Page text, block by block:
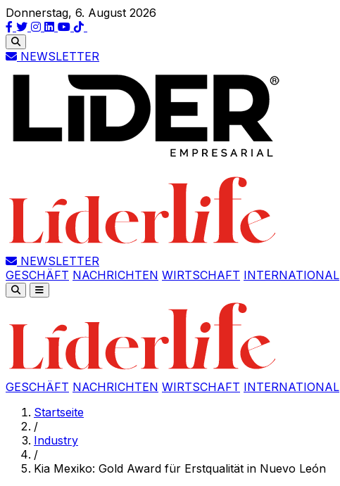
Donnerstag, 6. August 2026
NEWSLETTER
NEWSLETTER
GESCHÄFT NACHRICHTEN WIRTSCHAFT INTERNATIONAL
GESCHÄFT NACHRICHTEN WIRTSCHAFT INTERNATIONAL
Startseite
/
Industry
/
Kia Mexiko: Gold Award für Erstqualität in Nuevo León